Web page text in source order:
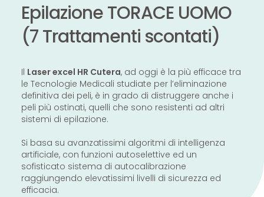
Epilazione TORACE UOMO
(7 Trattamenti scontati)
Il Laser excel HR Cutera, ad oggi è la più efficace tra
le Tecnologie Medicali studiate per l’eliminazione
definitiva dei peli, è in grado di distruggere anche i
peli più ostinati, quelli che sono resistenti ad altri
sistemi di epilazione.
Si basa su avanzatissimi algoritmi di intelligenza
artificiale, con funzioni autoselettive ed un
sofisticato sistema di autocalibrazione
raggiungendo elevatissimi livelli di sicurezza ed
efficacia.